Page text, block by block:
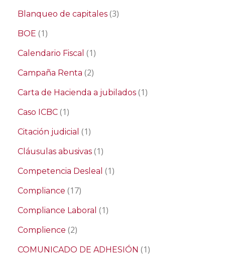
Blanqueo de capitales (3)
BOE (1)
Calendario Fiscal (1)
Campaña Renta (2)
Carta de Hacienda a jubilados (1)
Caso ICBC (1)
Citación judicial (1)
Cláusulas abusivas (1)
Competencia Desleal (1)
Compliance (17)
Compliance Laboral (1)
Complience (2)
COMUNICADO DE ADHESIÓN (1)